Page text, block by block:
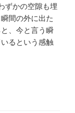
ずかの空隙も埋
間の外に出た
、今と言う瞬
るという感触